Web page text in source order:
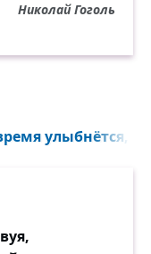
Николай Гоголь
улыбнётся,